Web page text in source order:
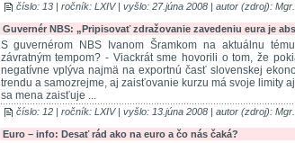
číslo: 13 | ročník: LXIV | vyšlo: 27.júna 2008 | autor (zdroj):
Guvernér NBS: „Pripisovať zdražovanie zavedeniu eura je
S guvernérom NBS Ivanom Šramkom na aktuálnu
závratným tempom? - Viackrát sme hovorili o tom, že
negatívne vplýva najmä na exportnú časť slovenskej
trendu a samozrejme, aj zaisťovanie kurzu má svoje limity
sa mena zaisťuje ...
číslo: 12 | ročník: LXIV | vyšlo: 13.júna 2008 | autor (zdroj):
Euro – info: Desať rád ako na euro a čo nás čaká?